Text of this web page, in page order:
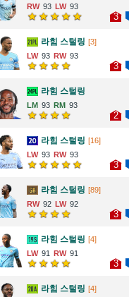
93 93
3
라힘 스털링 [3]
93
93
3
라힘 스털링
93 93
2
라힘 스털링 [16]
93
93
3
라힘 스털링 [89]
92
92
3
라힘 스털링 [4]
91
91
3
라힘 스털링 [4]